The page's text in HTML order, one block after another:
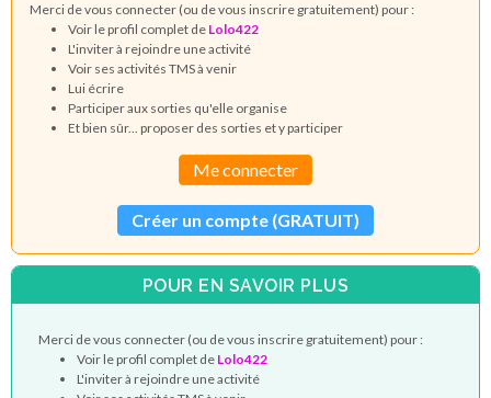
Merci de vous connecter (ou de vous inscrire gratuitement) pour :
Voir le profil complet de Lolo422
L'inviter à rejoindre une activité
Voir ses activités TMS à venir
Lui écrire
Participer aux sorties qu'elle organise
Et bien sûr... proposer des sorties et y participer
Me connecter
Créer un compte (GRATUIT)
POUR EN SAVOIR PLUS
Merci de vous connecter (ou de vous inscrire gratuitement) pour :
Voir le profil complet de Lolo422
L'inviter à rejoindre une activité